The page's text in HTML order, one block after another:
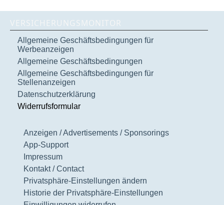
VERSICHERUNGSMONITOR
Allgemeine Geschäftsbedingungen für
Werbeanzeigen
Allgemeine Geschäftsbedingungen
Allgemeine Geschäftsbedingungen für
Stellenanzeigen
Datenschutzerklärung
Widerrufsformular
Anzeigen / Advertisements / Sponsorings
App-Support
Impressum
Kontakt / Contact
Privatsphäre-Einstellungen ändern
Historie der Privatsphäre-Einstellungen